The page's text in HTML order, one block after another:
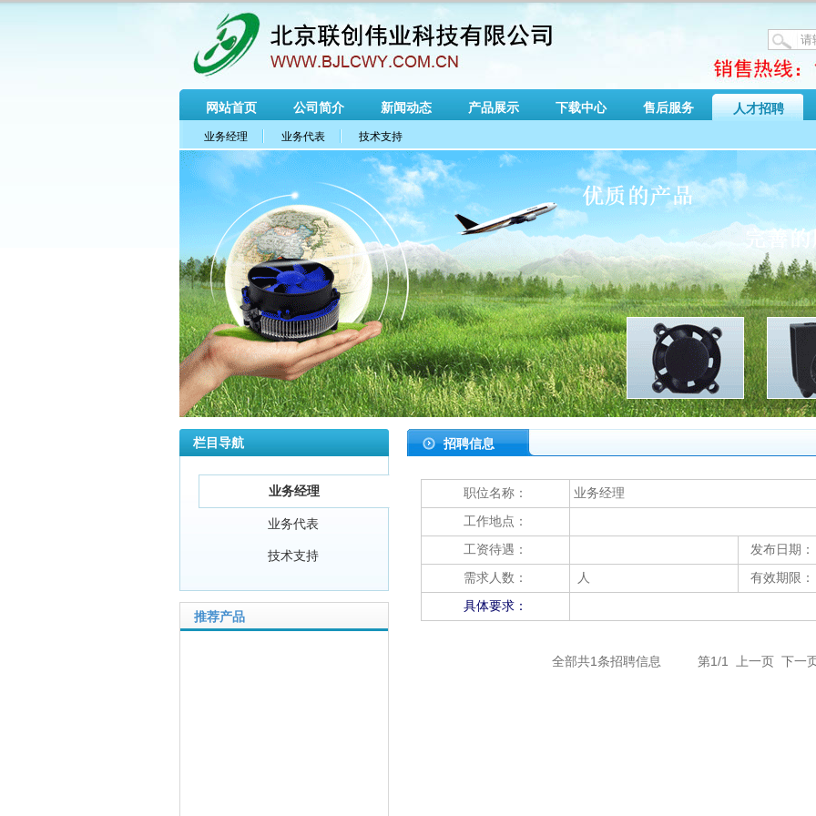
网站首页 公司简介 新闻动态 产品展示 下载中心 售后服务 人才招聘
业务经理 业务代表 技术支持
栏目导航
业务经理
业务代表
技术支持
推荐产品
招聘信息
职位名称：
业务经理
工作地点：
工资待遇：
发布日期：
需求人数：
人
有效期限：
具体要求：
全部共1条招聘信息 第1/1 上一页 下一